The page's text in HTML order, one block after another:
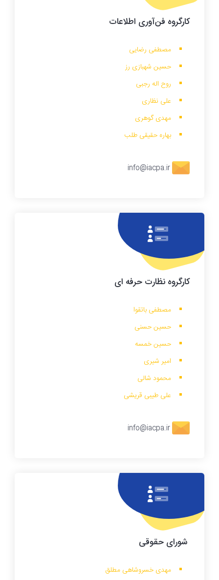
کارگروه فن‌آوری اطلاعات
مصطفی رضایی
حسین شهبازی رز
روح اله رجبی
علی نظاری
مهدی گوهری
بهاره حقیقی طلب
info@iacpa.ir
کارگروه نظارت حرفه ای
مصطفی باتقوا
حسین حسنی
حسین خمسه
امیر شیری
محمود شالی
علی طیبی قریشی
info@iacpa.ir
شورای حقوقی
مهدی خسروشاهی مطلق